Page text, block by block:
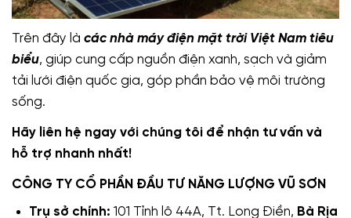
Trên đây là các nhà máy điện mặt trời Việt Nam tiêu
biểu, giúp cung cấp nguồn điện xanh, sạch và giảm
tải lưới điện quốc gia, góp phần bảo vệ môi trường
sống.
Hãy liên hệ ngay với chúng tôi để nhận tư vấn và
hỗ trợ nhanh nhất!
CÔNG TY CỔ PHẦN ĐẦU TƯ NĂNG LƯỢNG VŨ SƠN
Trụ sở chính: 101 Tỉnh lộ 44A, Tt. Long Điền, Bà Rịa